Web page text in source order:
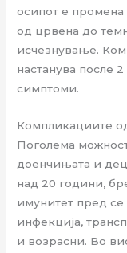
осипот е промена
од црвена до
исчезнување.
настанува после
симптоми.
Компликациите
Поголема
доенчињата и
над 20 години,
имунитет пред
инфекција,
и возрасни. Во